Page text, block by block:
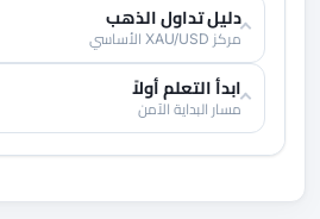
دليل تداول الذهب
مركز XAU/USD الأساسي
ابدأ التعلم أولاً
مسار البداية الآمن